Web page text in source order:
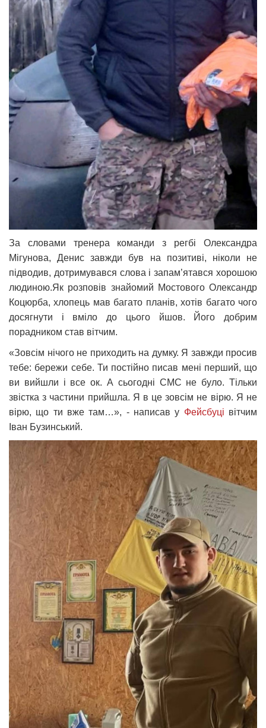
За словами тренера команди з регбі Олександра
Мігунова, Денис завжди був на позитиві, ніколи не
підводив, дотримувався слова і запам’ятався хорошою
людиною.Як розповів знайомий Мостового Олександр
Коцюрба, хлопець мав багато планів, хотів багато чого
досягнути і вміло до цього йшов. Його добрим
порадником став вітчим.
«Зовсім нічого не приходить на думку. Я завжди просив
тебе: бережи себе. Ти постійно писав мені перший, що
ви вийшли і все ок. А сьогодні СМС не було. Тільки
звістка з частини прийшла. Я в це зовсім не вірю. Я не
вірю, що ти вже там…», - написав у Фейсбуці вітчим
Іван Бузинський.